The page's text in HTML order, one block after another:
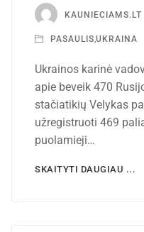
KAUNIECIAMS.LT
PASAULIS,UKRAINA
Ukrainos karinė
apie beveik 470
stačiatikių Velykas
užregistruoti 469
puolamieji…
SKAITYTI DAUGIAU ...